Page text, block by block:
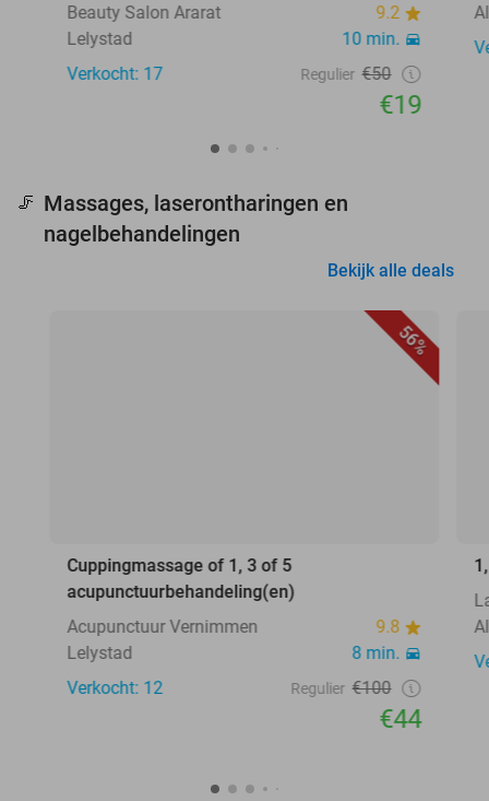
Beauty Salon Ararat
9.2
Lelystad
10 min.
Verkocht: 17
Regulier €50
€19
🦵 Massages, laserontharingen en
nagelbehandelingen
Bekijk alle deals
56%
Cuppingmassage of 1, 3 of 5
acupunctuurbehandeling(en)
Acupunctuur Vernimmen
9.8
Lelystad
8 min.
Verkocht: 12
Regulier €100
€44